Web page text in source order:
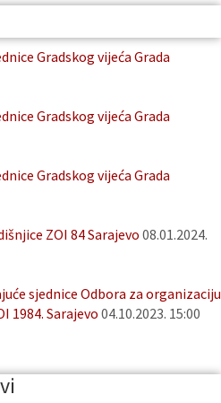
Gradskog vijeća Grada
Gradskog vijeća Grada
Gradskog vijeća Grada
ZOI 84 Sarajevo 08.01.2024.
sjednice Odbora za organizaciju
1984. Sarajevo 04.10.2023. 15:00